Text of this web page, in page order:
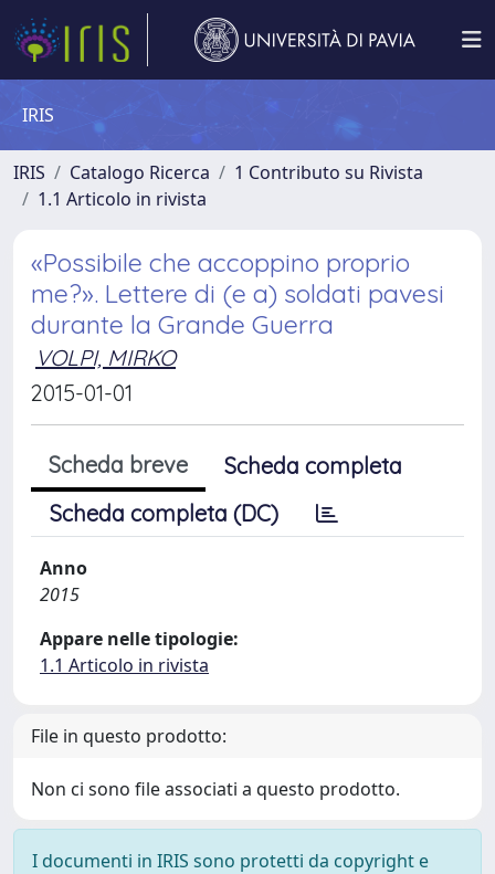
IRIS
IRIS Catalogo Ricerca
1 Contributo su Rivista
1.1 Articolo in rivista
«Possibile che accoppino proprio
me?». Lettere di (e a) soldati pavesi
durante la Grande Guerra
VOLPI, MIRKO
2015-01-01
Scheda breve
Scheda completa
Scheda completa (DC)
Anno
2015
Appare nelle tipologie:
1.1 Articolo in rivista
File in questo prodotto:
Non ci sono file associati a questo prodotto.
I documenti in IRIS sono protetti da copyright e